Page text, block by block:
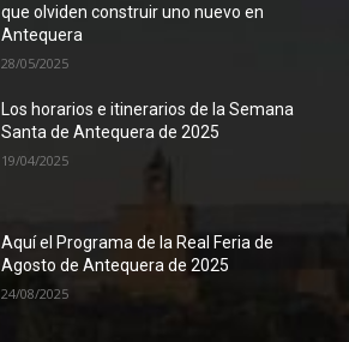
que olviden construir uno nuevo en
Antequera
28/05/2025
Los horarios e itinerarios de la Semana
Santa de Antequera de 2025
19/04/2025
Aquí el Programa de la Real Feria de
Agosto de Antequera de 2025
24/08/2025